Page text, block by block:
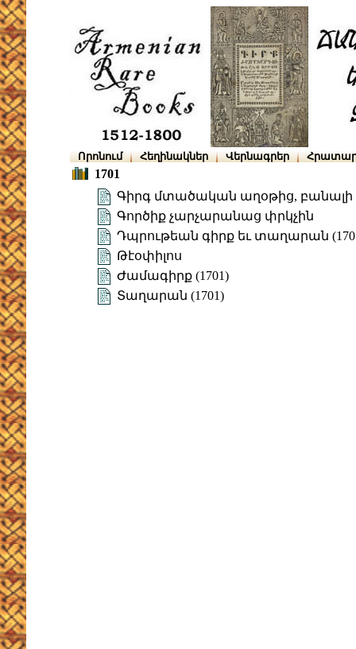
Որոնում Հեղինակներ Վերնագրեր
1701
Գիրգ մտածական աղօթից, բանալի
Գործիք չարչարանաց փրկչին
Դպրութեան գիրք եւ տաղարան
Թէօփիլոս
Ժամագիրք (1701)
Տաղարան (1701)